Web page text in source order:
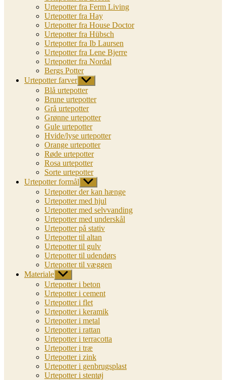
Urtepotter fra Ferm Living
Urtepotter fra Hay
Urtepotter fra House Doctor
Urtepotter fra Hübsch
Urtepotter fra Ib Laursen
Urtepotter fra Lene Bjerre
Urtepotter fra Nordal
Bergs Potter
Urtepotter farver Vis
undermenu
Blå urtepotter
Brune urtepotter
Grå urtepotter
Grønne urtepotter
Gule urtepotter
Hvide/lyse urtepotter
Orange urtepotter
Røde urtepotter
Rosa urtepotter
Sorte urtepotter
Urtepotter formål Vis
undermenu
Urtepotter der kan hænge
Urtepotter med hjul
Urtepotter med selvvanding
Urtepotter med underskål
Urtepotter på stativ
Urtepotter til altan
Urtepotter til gulv
Urtepotter til udendørs
Urtepotter til væggen
Materiale Vis
undermenu
Urtepotter i beton
Urtepotter i cement
Urtepotter i flet
Urtepotter i keramik
Urtepotter i metal
Urtepotter i rattan
Urtepotter i terracotta
Urtepotter i træ
Urtepotter i zink
Urtepotter i genbrugsplast
Urtepotter i stentøj